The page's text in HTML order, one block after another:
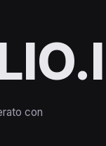
con